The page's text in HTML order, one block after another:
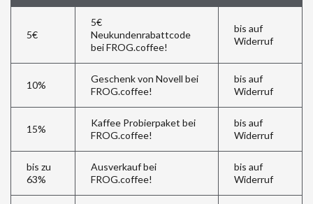
5€
5€
Neukundenrabattcode
bei FROG.coffee!
bis auf
Widerruf
10%
Geschenk von Novell bei
FROG.coffee!
bis auf
Widerruf
15%
Kaffee Probierpaket bei
FROG.coffee!
bis auf
Widerruf
bis zu
63%
Ausverkauf bei
FROG.coffee!
bis auf
Widerruf